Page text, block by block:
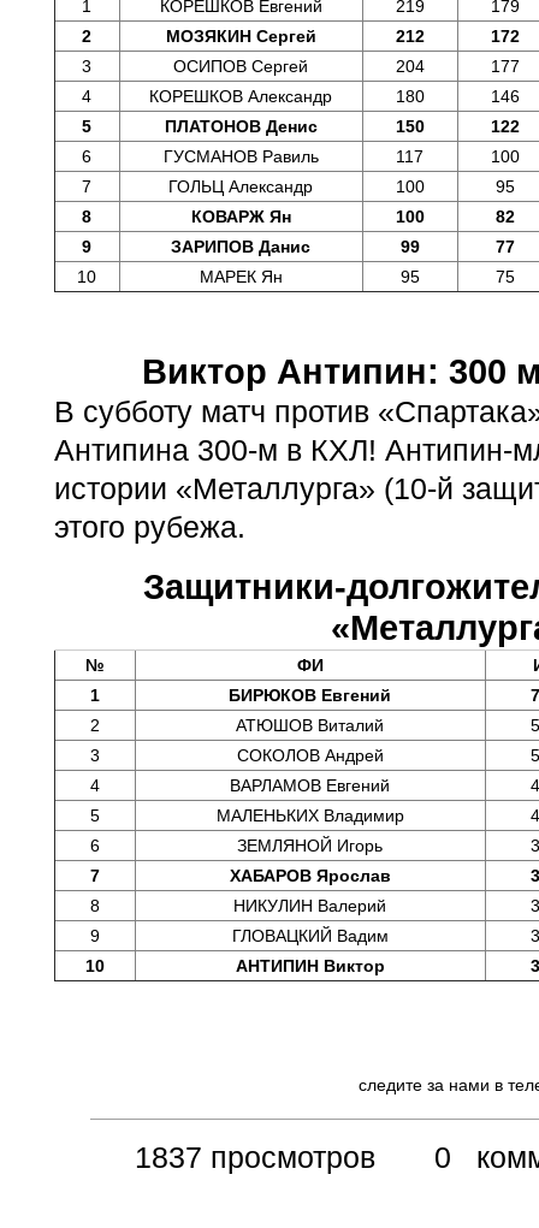
1 КОРЕШКОВ Евгений 219
179
2
МОЗЯКИН Сергей 212
172
3
ОСИПОВ Сергей 204
177
4
КОРЕШКОВ Александр 180
146
5
ПЛАТОНОВ Денис 150
122
6
ГУСМАНОВ Равиль 117
100
7
ГОЛЬЦ Александр 100
95
8
КОВАРЖ Ян 100
82
9
ЗАРИПОВ Данис 99
77
10
МАРЕК Ян 95 75
Виктор Антипин: 300
В субботу матч против
Антипина 300-м в КХЛ! Антипин-
истории «Металлурга» (10-й
этого рубежа.
Защитники-
№ ФИ
1
БИРЮКОВ Евгений
2
АТЮШОВ Виталий
3
СОКОЛОВ Андрей
4
ВАРЛАМОВ Евгений
5
МАЛЕНЬКИХ Владимир
6
ЗЕМЛЯНОЙ Игорь
7
ХАБАРОВ Ярослав
8
НИКУЛИН Валерий
9
ГЛОВАЦКИЙ Вадим
10
АНТИПИН Виктор
следите за нами в
1837 просмотров 0